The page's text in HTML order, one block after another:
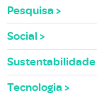
Pesquisa
Social
Sustentabilidade
Tecnologia